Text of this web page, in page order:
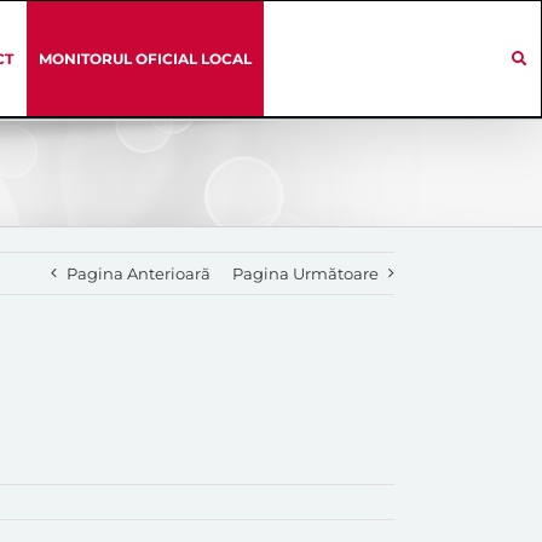
MONITORUL OFICIAL LOCAL
Pagina Anterioară Pagina Următoare